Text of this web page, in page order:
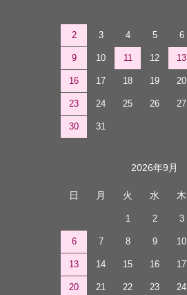
2 3 4 5 6
9 10 11 12 13
16 17 18 19 20
23 24 25 26 27
30 31
2026年9月
日 月 火 水 木
1 2 3
6 7 8 9 10
13 14 15 16 17
20 21 22 23 24